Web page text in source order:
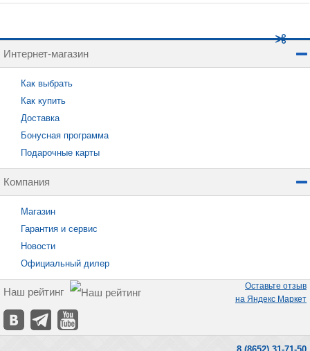
Интернет-магазин
Как выбрать
Как купить
Доставка
Бонусная программа
Подарочные карты
Компания
Магазин
Гарантия и сервис
Новости
Официальный дилер
Наш рейтинг
Оставьте отзыв
на Яндекс Маркет